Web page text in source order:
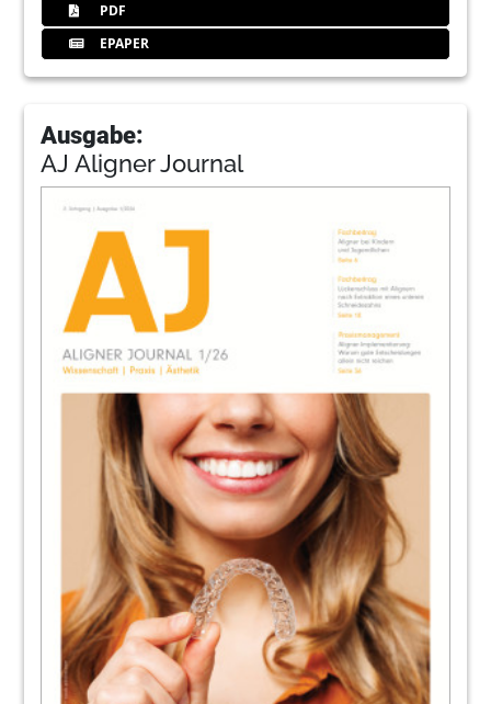
PDF
EPAPER
Ausgabe:
AJ Aligner Journal